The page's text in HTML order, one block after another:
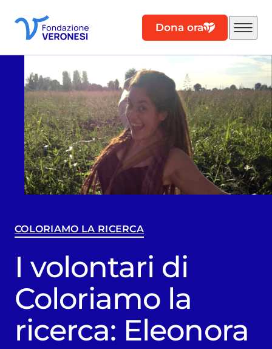
Dona ora
COLORIAMO LA RICERCA
I volontari di
Coloriamo la
ricerca: Eleonora